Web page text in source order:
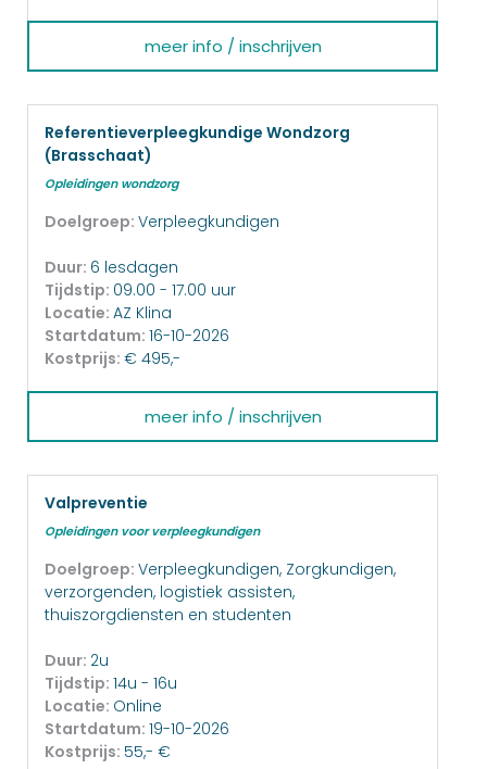
meer info / inschrijven
Referentieverpleegkundige Wondzorg
(Brasschaat)
Opleidingen wondzorg
Doelgroep: Verpleegkundigen
Duur: 6 lesdagen
Tijdstip: 09.00 - 17.00 uur
Locatie: AZ Klina
Startdatum: 16-10-2026
Kostprijs: € 495,-
meer info / inschrijven
Valpreventie
Opleidingen voor verpleegkundigen
Doelgroep: Verpleegkundigen, Zorgkundigen,
verzorgenden, logistiek assisten,
thuiszorgdiensten en studenten
Duur: 2u
Tijdstip: 14u - 16u
Locatie: Online
Startdatum: 19-10-2026
Kostprijs: 55,- €